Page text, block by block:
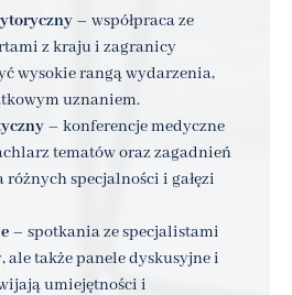
– współpraca ze
z kraju i zagranicy
wysokie rangą wydarzenia,
uznaniem.
– konferencje medyczne
tematów oraz zagadnień
różnych specjalności i gałęzi
– spotkania ze specjalistami
ale także panele dyskusyjne i
umiejętności i